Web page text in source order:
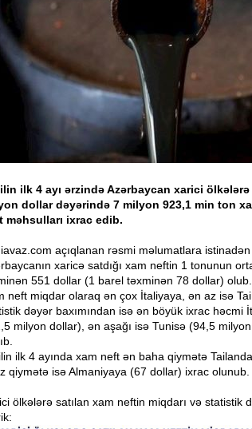
ilk 4 ayı ərzində Azərbaycan xarici
dollar dəyərində 7 milyon 923,1 min ton
məhsulları ixrac edib.
açıqlanan rəsmi məlumatlara
xaricə satdığı xam neftin 1 tonunun
551 dollar (1 barel təxminən 78 dollar) olub.
neft miqdar olaraq ən çox İtaliyaya, ən az isə
dəyər baxımından isə ən böyük ixrac həcmi
milyon dollar), ən aşağı isə Tunisə (94,5
ilk 4 ayında xam neft ən baha qiymətə
qiymətə isə Almaniyaya (67 dollar) ixrac olunub.
ölkələrə satılan xam neftin miqdarı və statistik